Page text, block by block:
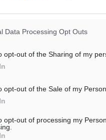
Data Processing Opt Outs
opt-out of the Sharing of my
opt-out of the Sale of my
opt-out of processing my
αναζήτησης
μας στο Google News ★ ↗